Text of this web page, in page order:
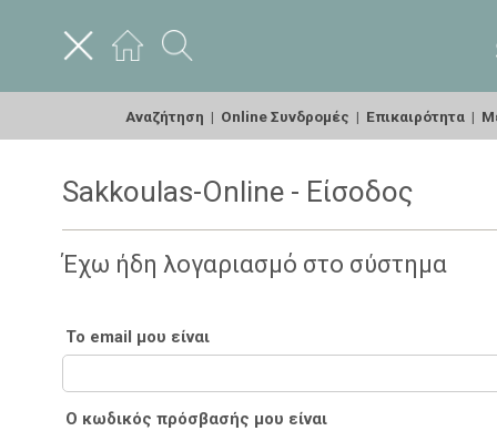
Αναζήτηση | Online Συνδρομές | Επικαιρότητα |
Sakkoulas-Online - Είσοδος
Έχω ήδη λογαριασμό στο σύστημα
Το email μου είναι
Ο κωδικός πρόσβασής μου είναι